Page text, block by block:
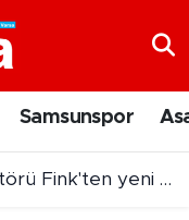
Samsunspor
yeni sezon mesajı